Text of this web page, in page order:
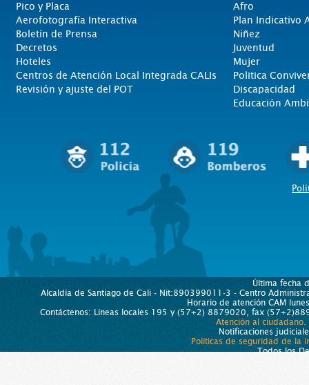
Pico y Placa
Aerofotografía Interactiva
Boletín de Prensa
Decretos
Hoteles
Centros de Atención Local Integrada CALIs
Revisión y ajuste del POT
Afro
Plan Indicativo
Niñez
Juventud
Mujer
Politica
Discapacidad
Educación
Última fecha
Alcaldía de Santiago de Cali - Nit:890399011-3 - Centro
Horario de atención CAM
Contáctenos: Líneas locales 195 y (57+2) 8879020, fax
Atención al ciudadano.
Notificaciones
Políticas de seguridad de la
Todos los